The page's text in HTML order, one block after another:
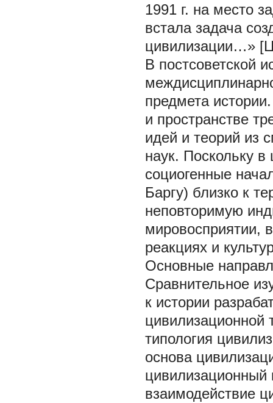
1991 г. на место
встала задача
цивилизации…»
В постсоветской
предмета
и пространстве
идей и теорий из
наук. Поскольку в
социогенные
Баргу) близко к
неповторимую
мировосприятии,
реакциях и
Основные
Сравнительное
к истории
цивилизационной
типология
основа
цивилизационный
взаимодействие